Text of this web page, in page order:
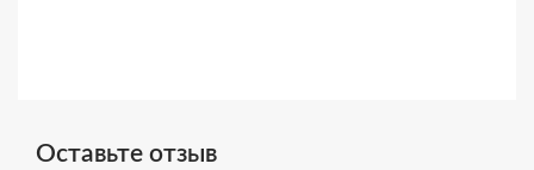
Оставьте отзыв